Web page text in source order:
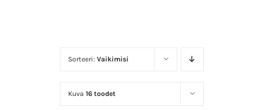
Sorteeri: Vaikimisi
Kuva 16 toodet